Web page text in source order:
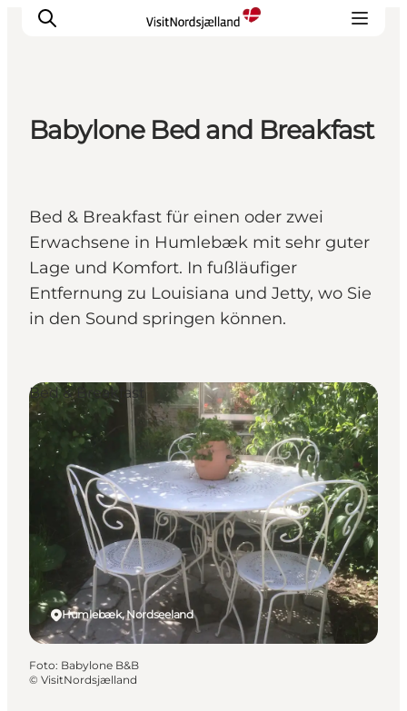
Geschmack
Unterkünfte
Reiseplanung
Babylone Bed and Breakfast
Bed & Breakfast für einen oder zwei
Erwachsene in Humlebæk mit sehr guter
Lage und Komfort. In fußläufiger
Entfernung zu Louisiana und Jetty, wo Sie
in den Sound springen können.
Humlebæk, Nordseeland
Bed & Breakfast
Foto: Babylone B&B
© VisitNordsjælland